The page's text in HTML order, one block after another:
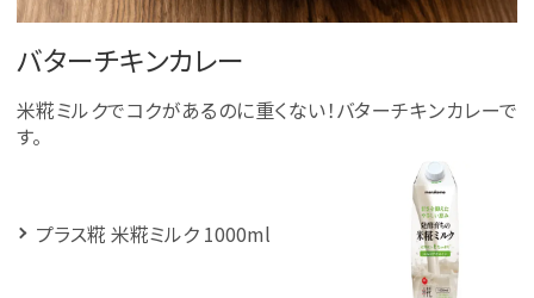
バターチキンカレー
米糀ミルクでコクがあるのに重くない！バターチキンカレーで
す。
プラス糀 米糀ミルク 1000ml